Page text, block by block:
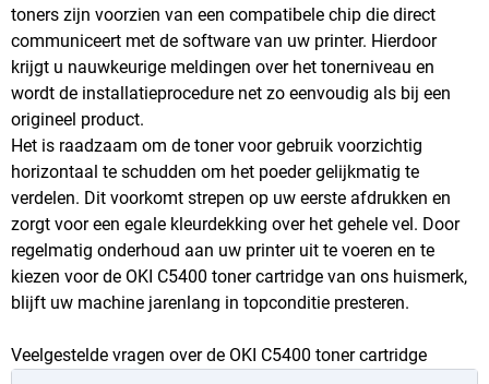
toners zijn voorzien van een compatibele chip die direct
communiceert met de software van uw printer. Hierdoor
krijgt u nauwkeurige meldingen over het tonerniveau en
wordt de installatieprocedure net zo eenvoudig als bij een
origineel product.
Het is raadzaam om de toner voor gebruik voorzichtig
horizontaal te schudden om het poeder gelijkmatig te
verdelen. Dit voorkomt strepen op uw eerste afdrukken en
zorgt voor een egale kleurdekking over het gehele vel. Door
regelmatig onderhoud aan uw printer uit te voeren en te
kiezen voor de OKI C5400 toner cartridge van ons huismerk,
blijft uw machine jarenlang in topconditie presteren.
Veelgestelde vragen over de OKI C5400 toner cartridge